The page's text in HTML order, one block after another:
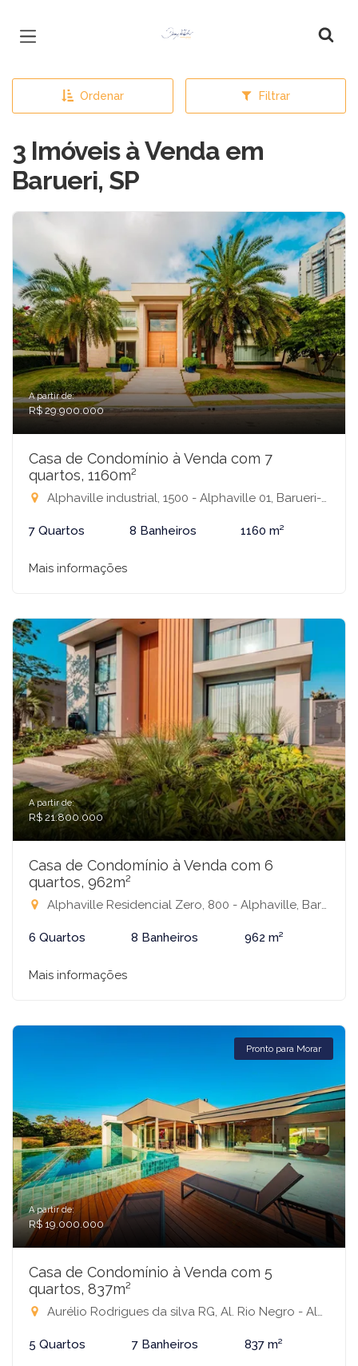
Página inicial
Ordenar Filtrar
3 Imóveis à Venda em
Barueri, SP
A partir de:
R$ 29.900.000
Casa de Condomínio à Venda com 7
quartos, 1160m²
Alphaville industrial, 1500 - Alphaville 01, Barueri-SP
7 Quartos 8 Banheiros 1160 m²
Mais informações
A partir de:
R$ 21.800.000
Casa de Condomínio à Venda com 6
quartos, 962m²
Alphaville Residencial Zero, 800 - Alphaville, Barueri-SP
6 Quartos 8 Banheiros 962 m²
Mais informações
Pronto para Morar
A partir de:
R$ 19.000.000
Casa de Condomínio à Venda com 5
quartos, 837m²
Aurélio Rodrigues da silva RG, Al. Rio Negro - Alphaville industrial, SN - Alphaville 01, Barueri-SP
5 Quartos 7 Banheiros 837 m²